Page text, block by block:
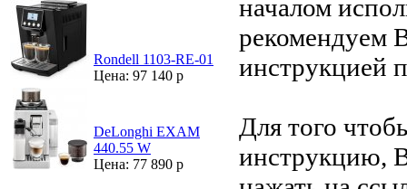
Rondell 1103-RE-01
Цена: 97 140 р
DeLonghi EXAM
440.55 W
Цена: 77 890 р
началом
рекомендуем
инструкцией
Для того
инструкцию,